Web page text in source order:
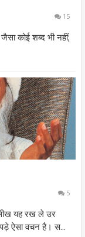
15
कोई शब्द भी नहीं;
5
यह रख ले उर
ऐसा वचन है। स...